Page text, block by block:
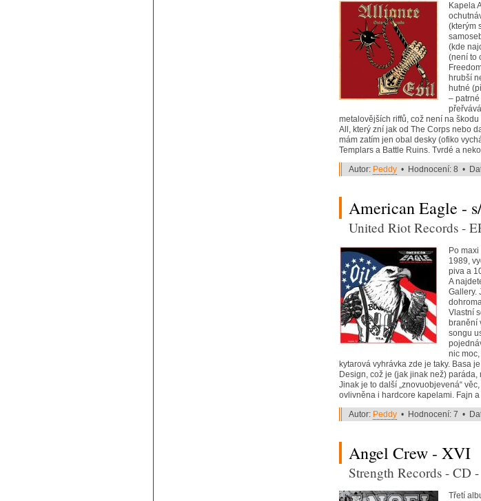
Kapela
(kterým
(kde
(není to
hrubší
hutné
–
metalovějších riffů, což není na
All, který zní jak od The Corps nebo
mám zatím jen obal desky (ofiko
Templars a Battle Ruins. Tvrdé a
Autor: Peddy • Hodnocení: 8 •
American Eagle -
United Riot Records -
Po
1989,
piva a
A
Gallery.
Vlastní
branění
songu
nic
kytarová vyhrávka zde je taky. Basa
Design, což je (jak jinak než)
Jinak je to další „znovuobjevená“
ovlivněna i hardcore kapelami. Fajn
Autor: Peddy • Hodnocení: 7 •
Angel Crew - XVI
Strength Records - CD -
Třetí